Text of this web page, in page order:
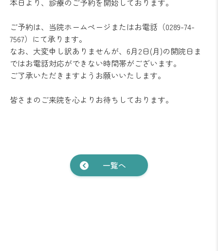
本日より、診療のご予約を開始しております。
ご予約は、当院ホームページまたはお電話（0289-74-
7567）にて承ります。
なお、大変申し訳ありませんが、6月2日(月)の開院日ま
ではお電話対応ができない時間帯がございます。
ご了承いただきますようお願いいたします。
皆さまのご来院を心よりお待ちしております。
一覧へ